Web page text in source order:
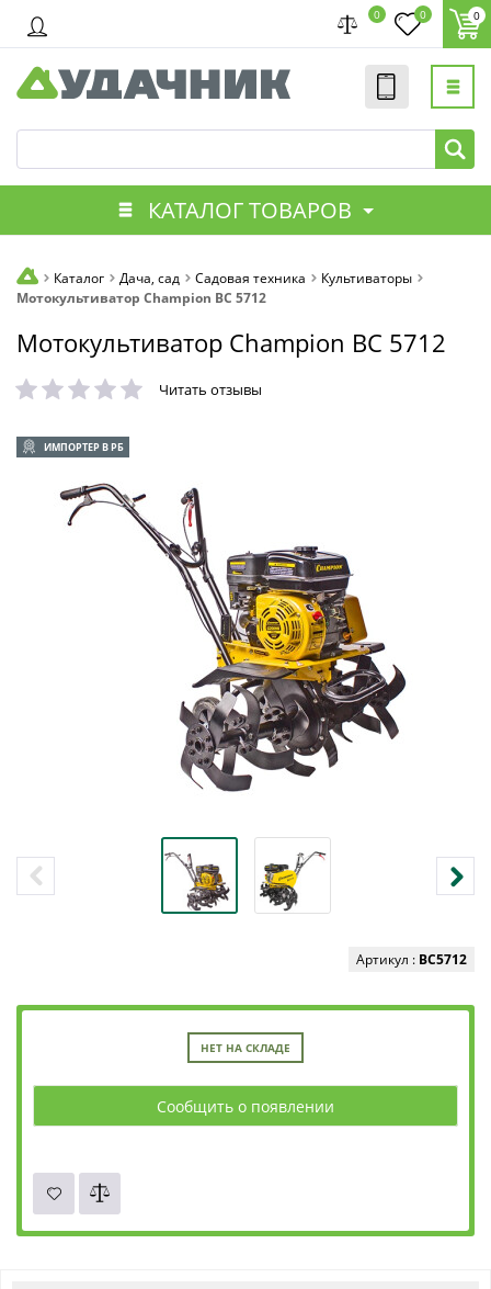
0 0 0
КАТАЛОГ ТОВАРОВ
Каталог Дача, сад Садовая техника
Культиваторы
Мотокультиватор Champion ВC 5712
Мотокультиватор Champion ВC 5712
Читать отзывы
ИМПОРТЕР В РБ
Артикул : BC5712
НЕТ НА СКЛАДЕ
Сообщить о появлении